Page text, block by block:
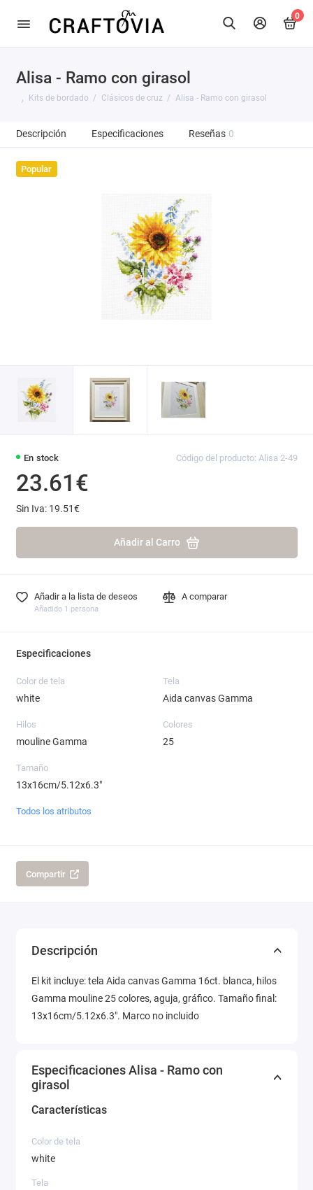
0
Alisa - Ramo con girasol
Kits de bordado Clásicos de cruz Alisa - Ramo con girasol
Descripción Especificaciones Reseñas 0
Popular
En stock Código del producto: Alisa 2-49
23.61€
Sin Iva: 19.51€
Añadir al Carro
Añadir a la lista de deseos
Añadido 1 persona
A comparar
Especificaciones
Color de tela
white
Tela
Aida canvas Gamma
Hilos
mouline Gamma
Colores
25
Tamaño
13x16cm/5.12x6.3"
Todos los atributos
Compartir
Descripción
El kit incluye: tela Aida canvas Gamma 16ct. blanca, hilos
Gamma mouline 25 colores, aguja, gráfico. Tamaño final:
13x16cm/5.12x6.3". Marco no incluido
Especificaciones Alisa - Ramo con
girasol
Características
Color de tela
white
Tela